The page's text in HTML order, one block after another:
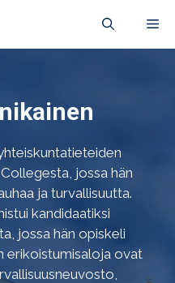
jossa hän
ja turvallisuutta.
kandidaatiksi
jossa hän opiskeli
erikoistumisaloja ovat